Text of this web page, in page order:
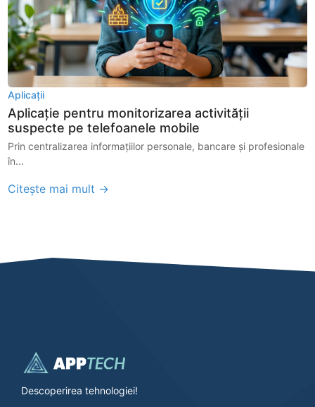
Aplicații
Aplicație pentru monitorizarea activității
suspecte pe telefoanele mobile
Prin centralizarea informațiilor personale, bancare și profesionale
în...
Citește mai mult →
Descoperirea tehnologiei!